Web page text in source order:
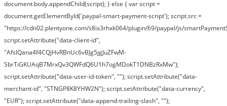
document.body.appendChild(script); } else { var script =
document.getElementById('paypal-smart-payment-script'); script.src =
"https://cdn02.plentyone.com/s8ix3rhxk064/plugin/69/paypal/js/
script.setAttribute("data-client-id",
"AfslQana4f4CQjHvRBnUc6vBJg5jgJuZFwM-
SbrTiGKUAqB7MrxQv3QWFdQ6U1h7ogMDokT1DNBzRxMw");
script.setAttribute("data-user-id-token", ""); script.setAttribute("data-
merchant-id", "STNGP8K8YHW2N"); script.setAttribute("data-currency",
"EUR"); script.setAttribute("data-append-trailing-slash", "");